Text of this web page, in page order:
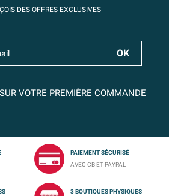
DES OFFRES EXCLUSIVES
SUR VOTRE PREMIÈRE COMMANDE
PAIEMENT SÉCURISÉ
AVEC CB ET PAYPAL
3 BOUTIQUES PHYSIQUES